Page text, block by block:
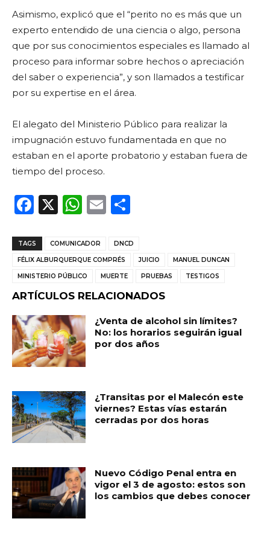
Asimismo, explicó que el “perito no es más que un
experto entendido de una ciencia o algo, persona
que por sus conocimientos especiales es llamado al
proceso para informar sobre hechos o apreciación
del saber o experiencia”, y son llamados a testificar
por su expertise en el área.
El alegato del Ministerio Público para realizar la
impugnación estuvo fundamentada en que no
estaban en el aporte probatorio y estaban fuera de
tiempo del proceso.
F
c
e
b
o
o
k
X
W
a
ts
A
p
p
E
ai
l
m
p
ar
ti
r
TAGS COMUNICADOR DNCD
FÉLIX ALBURQUERQUE COMPRÉS JUICIO MANUEL DUNCAN
MINISTERIO PÚBLICO MUERTE PRUEBAS TESTIGOS
ARTÍCULOS RELACIONADOS
¿Venta de alcohol sin límites?
No: los horarios seguirán igual
por dos años
¿Transitas por el Malecón este
viernes? Estas vías estarán
cerradas por dos horas
Nuevo Código Penal entra en
vigor el 3 de agosto: estos son
los cambios que debes conocer